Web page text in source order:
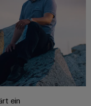
Karriere auf
dem Kindel
neues
Distribution
Center in
ein